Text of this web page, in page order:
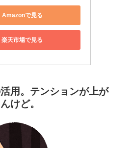
Amazonで見る
楽天市場で見る
用。テンションが上が
けど。